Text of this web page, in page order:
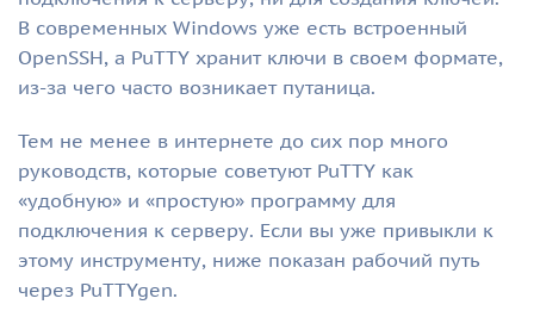
В современных Windows уже есть встроенный
OpenSSH, а PuTTY хранит ключи в своем формате,
из-за чего часто возникает путаница.
Тем не менее в интернете до сих пор много
руководств, которые советуют PuTTY как
«удобную» и «простую» программу для
подключения к серверу. Если вы уже привыкли к
этому инструменту, ниже показан рабочий путь
через PuTTYgen.